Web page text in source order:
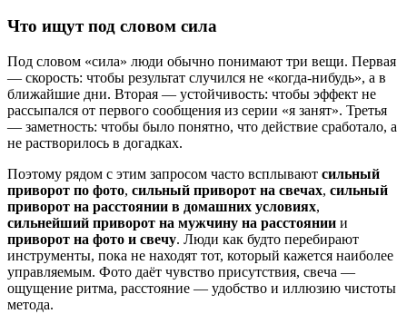
Что ищут под словом сила
Под словом «сила» люди обычно понимают три вещи. Первая
— скорость: чтобы результат случился не «когда-нибудь», а в
ближайшие дни. Вторая — устойчивость: чтобы эффект не
рассыпался от первого сообщения из серии «я занят». Третья
— заметность: чтобы было понятно, что действие сработало, а
не растворилось в догадках.
Поэтому рядом с этим запросом часто всплывают сильный
приворот по фото, сильный приворот на свечах, сильный
приворот на расстоянии в домашних условиях,
сильнейший приворот на мужчину на расстоянии и
приворот на фото и свечу. Люди как будто перебирают
инструменты, пока не находят тот, который кажется наиболее
управляемым. Фото даёт чувство присутствия, свеча —
ощущение ритма, расстояние — удобство и иллюзию чистоты
метода.